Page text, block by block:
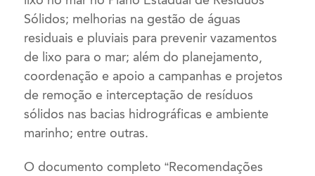
Sólidos; melhorias na gestão de águas
residuais e pluviais para prevenir vazamentos
de lixo para o mar; além do planejamento,
coordenação e apoio a campanhas e projetos
de remoção e interceptação de resíduos
sólidos nas bacias hidrográficas e ambiente
marinho; entre outras.
O documento completo “Recomendações